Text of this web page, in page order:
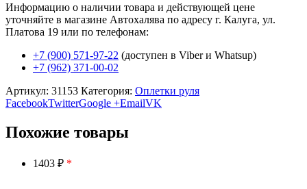
Информацию о наличии товара и действующей цене
уточняйте в магазине Автохалява по адресу г. Калуга, ул.
Платова 19 или по телефонам:
+7 (900) 571-97-22 (доступен в Viber и Whatsup)
+7 (962) 371-00-02
Артикул: 31153 Категория: Оплетки руля
FacebookTwitterGoogle +EmailVK
Похожие товары
1403 ₽ *